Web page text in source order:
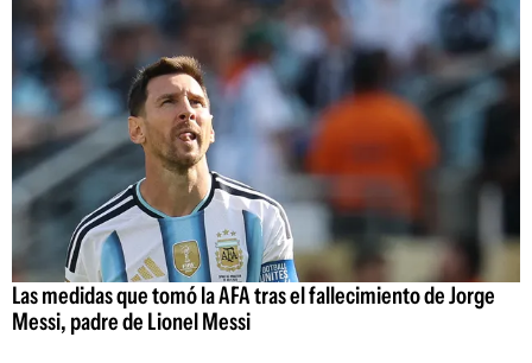
Las medidas que tomó la AFA tras el fallecimiento de Jorge
Messi, padre de Lionel Messi